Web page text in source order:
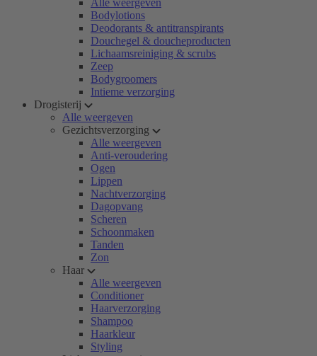
Alle weergeven
Bodylotions
Deodorants & antitranspirants
Douchegel & doucheproducten
Lichaamsreiniging & scrubs
Zeep
Bodygroomers
Intieme verzorging
Drogisterij
Alle weergeven
Gezichtsverzorging
Alle weergeven
Anti-veroudering
Ogen
Lippen
Nachtverzorging
Dagopvang
Scheren
Schoonmaken
Tanden
Zon
Haar
Alle weergeven
Conditioner
Haarverzorging
Shampoo
Haarkleur
Styling